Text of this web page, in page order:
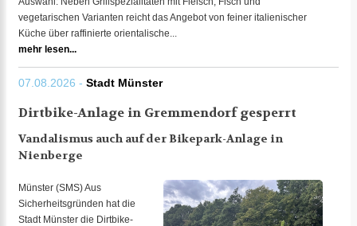
vegetarischen Varianten reicht das Angebot von feiner italienischer
Küche über raffinierte orientalische...
mehr lesen...
07.08.2026 - Stadt Münster
Dirtbike-Anlage in Gremmendorf gesperrt
Vandalismus auch auf der Bikepark-Anlage in
Nienberge
Münster (SMS) Aus
Sicherheitsgründen hat die
Stadt Münster die Dirtbike-